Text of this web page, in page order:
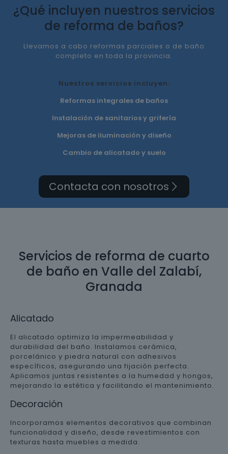
¿Qué incluyen nuestros servicios
de reforma de baños?
Llevamos a cabo reformas parciales o de baño
completo en toda la provincia.
Nuestros servicios incluyen:
Reformas integrales de baños
Instalación de sanitarios y grifería
Mejoras de iluminación y diseño
Cambio de alicatado y suelo
Contacta con nosotros
Servicios de reforma de cuarto
de baño en Valle del Zalabí,
Granada
Alicatado
El alicatado optimiza la impermeabilidad y
durabilidad del baño. Instalamos cerámica,
porcelánico y piedra natural con adhesivos
específicos, asegurando una fijación perfecta.
Aplicamos juntas resistentes a la humedad y hongos,
mejorando la estética y facilitando el mantenimiento.
Decoración
Incorporamos elementos decorativos que combinan
funcionalidad y diseño, desde revestimientos con
texturas hasta muebles a medida.